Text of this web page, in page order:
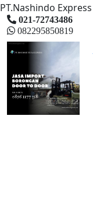
PT.Nashindo Express
021-72743486
082295850819